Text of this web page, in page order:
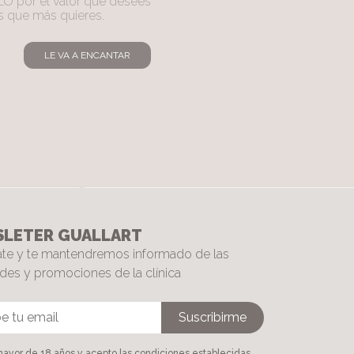
que más quieres.
LE VA A ENCANTAR
GUALLART
y te mantendremos informado de las
y promociones de la clínica